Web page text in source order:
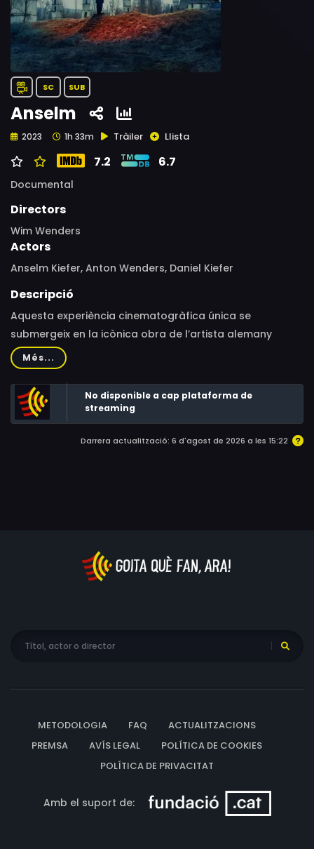
SC SUB
Anselm
2023 1h 33m Tràiler Llista
7.2 6.7
Documental
Directors
Wim Wenders
Actors
Anselm Kiefer, Anton Wenders, Daniel Kiefer
Descripció
Aquesta experiència cinematogràfica única se
submergeix en la icònica obra de l’artista alemany
Anselm Kiefer revelant la seva trajectòria vital, la seva
inspiració i el seu procés creatiu. Explora la seva
fascinació pel mite i la història. El passat i el present
s’entrellacen per desdibuixar els límits entre el cinema i
la pintura, permetent al públic submergir-se per
complet en l’extraordinari món d’un dels més grans
Més...
No disponible a cap plataforma de
streaming
Darrera actualització: 6 d'agost de 2026 a les 15:22
METODOLOGIA FAQ
ACTUALITZACIONS
PREMSA
AVÍS LEGAL
POLÍTICA DE COOKIES
POLÍTICA DE PRIVACITAT
Amb el suport de: